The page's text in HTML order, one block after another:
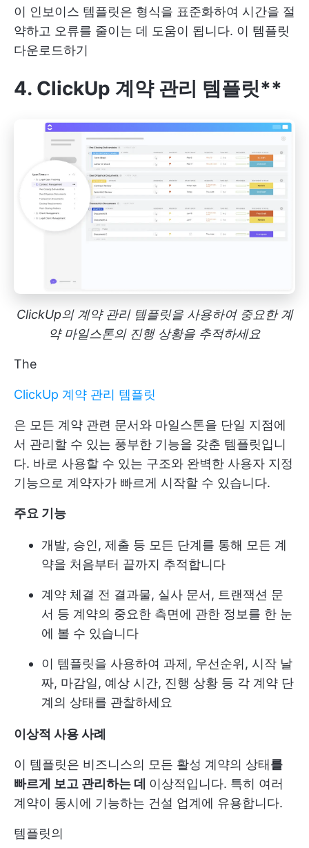
이 인보이스 템플릿은 형식을 표준화하여 시간을 절
약하고 오류를 줄이는 데 도움이 됩니다. 이 템플릿
다운로드하기
4. ClickUp 계약 관리 템플릿**
ClickUp의 계약 관리 템플릿을 사용하여 중요한 계
약 마일스톤의 진행 상황을 추적하세요
The
ClickUp 계약 관리 템플릿
은 모든 계약 관련 문서와 마일스톤을 단일 지점에
서 관리할 수 있는 풍부한 기능을 갖춘 템플릿입니
다. 바로 사용할 수 있는 구조와 완벽한 사용자 지정
기능으로 계약자가 빠르게 시작할 수 있습니다.
주요 기능
개발, 승인, 제출 등 모든 단계를 통해 모든 계
약을 처음부터 끝까지 추적합니다
계약 체결 전 결과물, 실사 문서, 트랜잭션 문
서 등 계약의 중요한 측면에 관한 정보를 한 눈
에 볼 수 있습니다
이 템플릿을 사용하여 과제, 우선순위, 시작 날
짜, 마감일, 예상 시간, 진행 상황 등 각 계약 단
계의 상태를 관찰하세요
이상적 사용 사례
이 템플릿은 비즈니스의 모든 활성 계약의 상태를
빠르게 보고 관리하는 데 이상적입니다. 특히 여러
계약이 동시에 기능하는 건설 업계에 유용합니다.
템플릿의